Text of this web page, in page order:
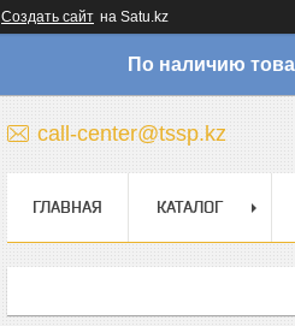
Создать сайт на Satu.kz
По наличию
call-center@tssp.kz
ГЛАВНАЯ КАТАЛОГ